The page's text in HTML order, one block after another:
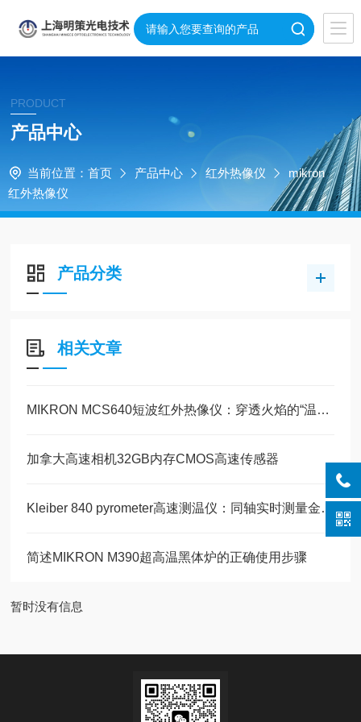
PRODUCT
产品中心
当前位置： 首页 产品中心 红外热像仪
mikron
红外热像仪
产品分类
相关文章
MIKRON MCS640短波红外热像仪：穿透火焰的“温度之眼“
加拿大高速相机32GB内存CMOS高速传感器
Kleiber 840 pyrometer高速测温仪：同轴实时测量金属熔池温度
简述MIKRON M390超高温黑体炉的正确使用步骤
暂时没有信息